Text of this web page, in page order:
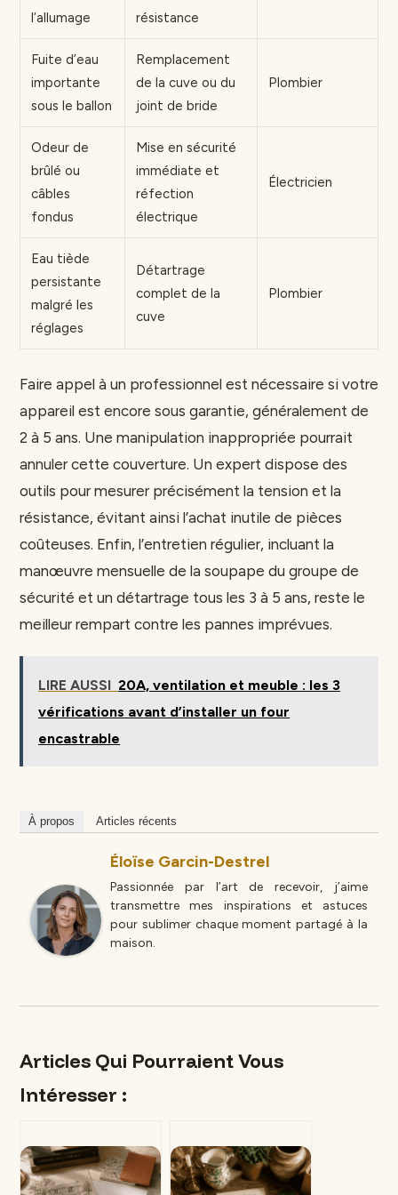
l’allumage
résistance
Fuite d’eau
importante
sous le ballon
Remplacement
de la cuve ou du
joint de bride
Plombier
Odeur de
brûlé ou
câbles
fondus
Mise en sécurité
immédiate et
réfection
électrique
Électricien
Eau tiède
persistante
malgré les
réglages
Détartrage
complet de la
cuve
Plombier
Faire appel à un professionnel est nécessaire si votre
appareil est encore sous garantie, généralement de
2 à 5 ans. Une manipulation inappropriée pourrait
annuler cette couverture. Un expert dispose des
outils pour mesurer précisément la tension et la
résistance, évitant ainsi l’achat inutile de pièces
coûteuses. Enfin, l’entretien régulier, incluant la
manœuvre mensuelle de la soupape du groupe de
sécurité et un détartrage tous les 3 à 5 ans, reste le
meilleur rempart contre les pannes imprévues.
LIRE AUSSI 20A, ventilation et meuble : les 3
vérifications avant d’installer un four
encastrable
À propos Articles récents
Éloïse Garcin-Destrel
Passionnée par l’art de recevoir, j’aime
transmettre mes inspirations et astuces
pour sublimer chaque moment partagé à la
maison.
Articles Qui Pourraient Vous
Intéresser :